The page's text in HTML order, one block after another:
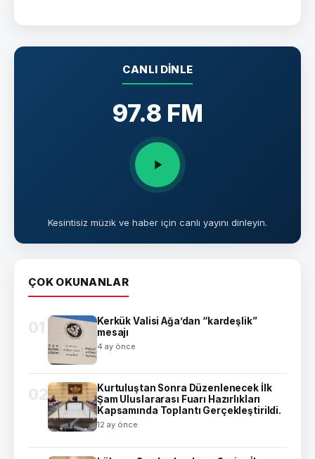
CANLI DINLE
97.8 FM
Kesintisiz müzik ve haber için canlı yayını dinleyin.
ÇOK OKUNANLAR
01
Kerkük Valisi Ağa’dan “kardeşlik”
mesajı
4 ay önce
02
Kurtuluştan Sonra Düzenlenecek İlk
Şam Uluslararası Fuarı Hazırlıkları
Kapsamında Toplantı Gerçekleştirildi.
12 ay önce